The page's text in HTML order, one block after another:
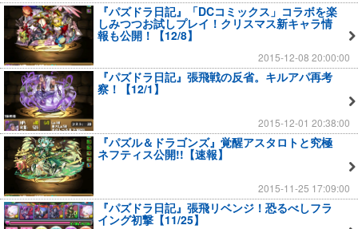
『パズドラ日記』「DCコミックス」コラボを楽
しみつつお試しプレイ！クリスマス新キャラ情
報も公開！【12/8】
2015-12-08 20:00:00
『パズドラ日記』張飛戦の反省。キルアパ再考
察！【12/1】
2015-12-01 20:38:00
『パズル＆ドラゴンズ』覚醒アスタロトと究極
ネフティス公開!!【速報】
2015-11-25 17:09:00
『パズドラ日記』張飛リベンジ！恐るべしフラ
イング初撃【11/25】